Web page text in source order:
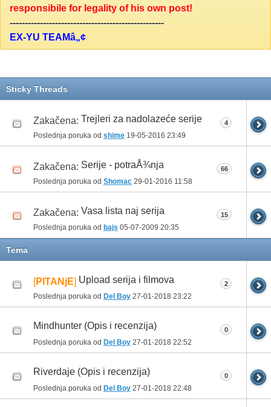
responsibile for legality of his own post!
---------------------------------------------------
EX-YU TEAMâ„¢
Sticky Threads
Zakačena: Trejleri za nadolazeće serije
Poslednja poruka od shime 19-05-2016 23:49
4
Zakačena: Serije - potraÅ¾nja
Poslednja poruka od Shomac 29-01-2016 11:58
66
Zakačena: Vasa lista naj serija
Poslednja poruka od bajs 05-07-2009 20:35
15
Tema
[PITANjE] Upload serija i filmova
Poslednja poruka od Del Boy 27-01-2018 23:22
2
Mindhunter (Opis i recenzija)
Poslednja poruka od Del Boy 27-01-2018 22:52
0
Riverdaje (Opis i recenzija)
Poslednja poruka od Del Boy 27-01-2018 22:48
0